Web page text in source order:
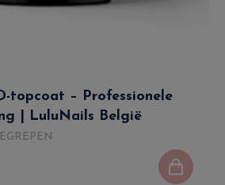
topcoat – Professionele
| LuluNails België